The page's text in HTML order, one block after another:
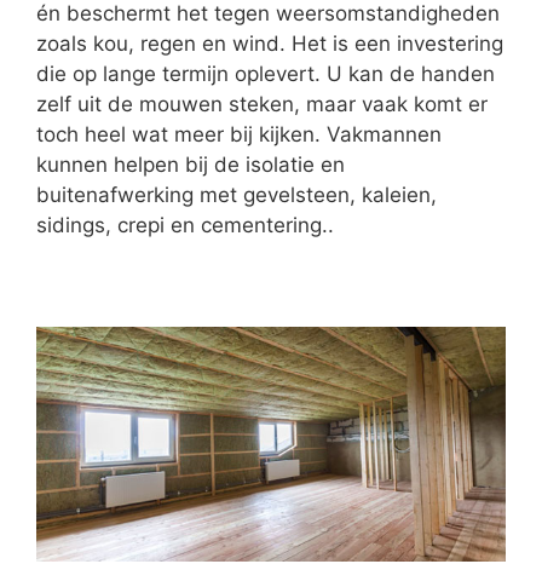
én beschermt het tegen weersomstandigheden
zoals kou, regen en wind. Het is een investering
die op lange termijn oplevert. U kan de handen
zelf uit de mouwen steken, maar vaak komt er
toch heel wat meer bij kijken. Vakmannen
kunnen helpen bij de isolatie en
buitenafwerking met gevelsteen, kaleien,
sidings, crepi en cementering..